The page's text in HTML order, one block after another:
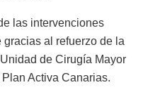
las intervenciones
al refuerzo de la
de Cirugía Mayor
Activa Canarias.